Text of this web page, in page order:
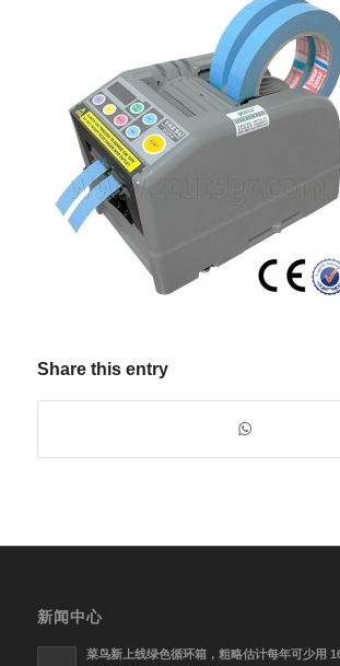
Share this entry
新闻中心
菜鸟新上线绿色循环箱，粗略估计每年可少用